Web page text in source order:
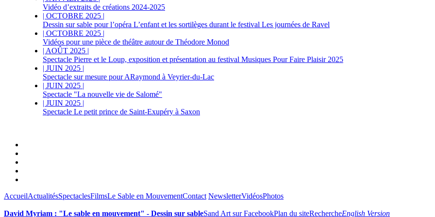
Vidéo d’extraits de créations 2024-2025
| OCTOBRE 2025 |
Dessin sur sable pour l’opéra L’enfant et les sortilèges durant le festival Les journées de Ravel
| OCTOBRE 2025 |
Vidéos pour une pièce de théâtre autour de Théodore Monod
| AOÛT 2025 |
Spectacle Pierre et le Loup, exposition et présentation au festival Musiques Pour Faire Plaisir 2025
| JUIN 2025 |
Spectacle sur mesure pour ARaymond à Veyrier-du-Lac
| JUIN 2025 |
Spectacle "La nouvelle vie de Salomé"
| JUIN 2025 |
Spectacle Le petit prince de Saint-Exupéry à Saxon
AccueilActualitésSpectaclesFilmsLe Sable en MouvementContact NewsletterVidéosPhotos
David Myriam : "Le sable en mouvement" - Dessin sur sableSand Art sur FacebookPlan du siteRechercheEnglish Version